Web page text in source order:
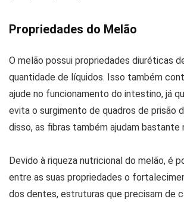
Propriedades do Melão
O melão possui propriedades diuréticas
quantidade de líquidos. Isso também
ajude no funcionamento do intestino, já
evita o surgimento de quadros de prisão
disso, as fibras também ajudam bastante
Devido à riqueza nutricional do melão, é
entre as suas propriedades o
dos dentes, estruturas que precisam de